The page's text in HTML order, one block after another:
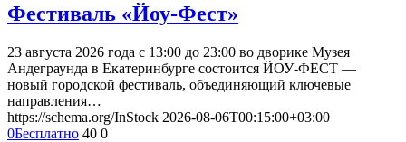
Фестиваль «Йоу-Фест»
23 августа 2026 года с 13:00 до 23:00 во дворике Музея
Андеграунда в Екатеринбурге состоится ЙОУ-ФЕСТ —
новый городской фестиваль, объединяющий ключевые
направления…
https://schema.org/InStock 2026-08-06T00:15:00+03:00
0Бесплатно 40 0